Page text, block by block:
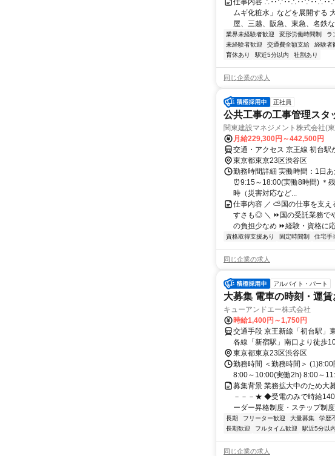
仕事内容
ムギ化粧水」などを展開する
屋、三越、阪急、東急、名鉄
業界未経験者歓迎 変形労働時間制 ラ
未経験者歓迎
交通費全額支給 経験者
育休あり
駅近5分以内 社割あり
同じ企業の求人
正社員
公共工事の工事管理スタ
関東建設マネジメント株式会社(
月給229,300円～442,500円
交通・アクセス 京王線 初台駅
東京都東京23区渋谷区
勤務時間詳細 実働時間：1日
⏰9:15～18:00(実働8時間) ＊
時（災害対応など...
仕事内容 ／ ⛅国の仕事を支
すさも◎ ＼ ⏩国の受託業務で
の負担少なめ ⏩経験・資格に
資格取得支援あり 固定時間制 住宅手
同じ企業の求人
アルバイト・パート
大募集 電車の時刻・運
キューアンドエー株式会社
時給1,400円～1,750円
交通手段 京王新線「初台駅」東口より徒歩5分 小田
各線「新宿駅」南口より徒歩10分 他、都庁前・南新宿駅、西新宿駅方面
クセス可能！ 【最寄り駅】 ・
東京都東京23区渋谷区
勤務時間 ＜勤務時間＞
8:00～10:00(実働2h) 8:00～
募集背景 業務拡大中のため大
－－－★ ◆受電のみで時給
ーダー昇格制度・ステップ制
長期 フリーター歓迎 大量募集 学歴
長期歓迎
フルタイム歓迎 駅近5分以内
同じ企業の求人